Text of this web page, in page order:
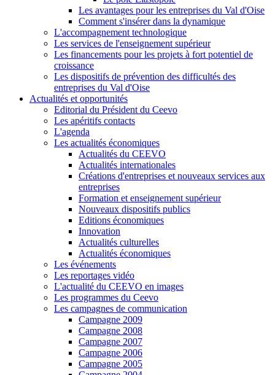
Les avantages pour les entreprises du Val d'Oise
Comment s'insérer dans la dynamique
L'accompagnement technologique
Les services de l'enseignement supérieur
Les financements pour les projets à fort potentiel de
croissance
Les dispositifs de prévention des difficultés des
entreprises du Val d'Oise
Actualités et opportunités
Editorial du Président du Ceevo
Les apéritifs contacts
L'agenda
Les actualités économiques
Actualités du CEEVO
Actualités internationales
Créations d'entreprises et nouveaux services aux
entreprises
Formation et enseignement supérieur
Nouveaux dispositifs publics
Editions économiques
Innovation
Actualités culturelles
Actualités économiques
Les événements
Les reportages vidéo
L'actualité du CEEVO en images
Les programmes du Ceevo
Les campagnes de communication
Campagne 2009
Campagne 2008
Campagne 2007
Campagne 2006
Campagne 2005